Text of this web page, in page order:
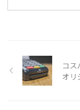
コス
オリ